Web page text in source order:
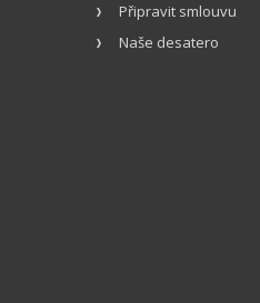
Připravit smlouvu
Naše desatero